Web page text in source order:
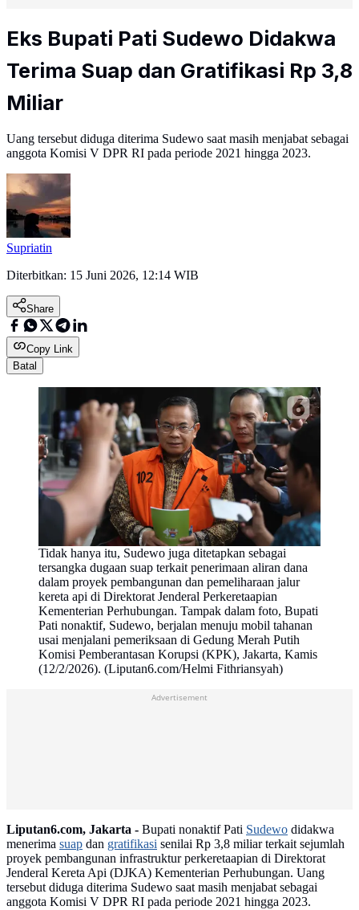
Eks Bupati Pati Sudewo Didakwa
Terima Suap dan Gratifikasi Rp 3,8
Miliar
Uang tersebut diduga diterima Sudewo saat masih menjabat sebagai
anggota Komisi V DPR RI pada periode 2021 hingga 2023.
Supriatin
Diterbitkan: 15 Juni 2026, 12:14 WIB
Share
Copy Link
Batal
Tidak hanya itu, Sudewo juga ditetapkan sebagai
tersangka dugaan suap terkait penerimaan aliran dana
dalam proyek pembangunan dan pemeliharaan jalur
kereta api di Direktorat Jenderal Perkeretaapian
Kementerian Perhubungan. Tampak dalam foto, Bupati
Pati nonaktif, Sudewo, berjalan menuju mobil tahanan
usai menjalani pemeriksaan di Gedung Merah Putih
Komisi Pemberantasan Korupsi (KPK), Jakarta, Kamis
(12/2/2026). (Liputan6.com/Helmi Fithriansyah)
Advertisement
Liputan6.com, Jakarta - Bupati nonaktif Pati Sudewo didakwa
menerima suap dan gratifikasi senilai Rp 3,8 miliar terkait sejumlah
proyek pembangunan infrastruktur perkeretaapian di Direktorat
Jenderal Kereta Api (DJKA) Kementerian Perhubungan. Uang
tersebut diduga diterima Sudewo saat masih menjabat sebagai
anggota Komisi V DPR RI pada periode 2021 hingga 2023.